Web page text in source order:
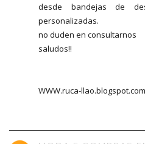
desde bandejas de
personalizadas.
no duden en consultarnos
saludos!!
WWW.ruca-llao.blogspot.com